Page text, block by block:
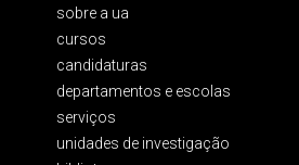
sobre a ua
cursos
candidaturas
departamentos e escolas
serviços
unidades de investigação